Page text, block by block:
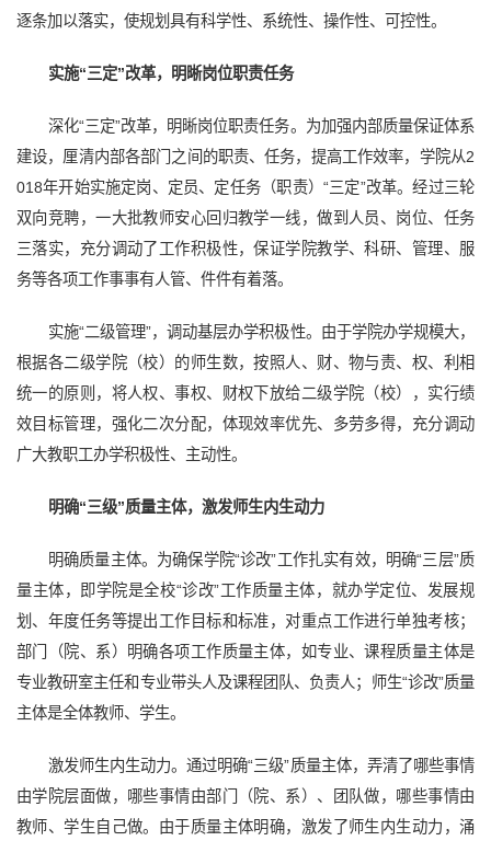
逐条加以落实，使规划具有科学性、系统性、操作性、可控性。
实施“三定”改革，明晰岗位职责任务
深化“三定”改革，明晰岗位职责任务。为加强内部质量保证体系
建设，厘清内部各部门之间的职责、任务，提高工作效率，学院从2
018年开始实施定岗、定员、定任务（职责）“三定”改革。经过三轮
双向竞聘，一大批教师安心回归教学一线，做到人员、岗位、任务
三落实，充分调动了工作积极性，保证学院教学、科研、管理、服
务等各项工作事事有人管、件件有着落。
实施“二级管理”，调动基层办学积极性。由于学院办学规模大，
根据各二级学院（校）的师生数，按照人、财、物与责、权、利相
统一的原则，将人权、事权、财权下放给二级学院（校），实行绩
效目标管理，强化二次分配，体现效率优先、多劳多得，充分调动
广大教职工办学积极性、主动性。
明确“三级”质量主体，激发师生内生动力
明确质量主体。为确保学院“诊改”工作扎实有效，明确“三层”质
量主体，即学院是全校“诊改”工作质量主体，就办学定位、发展规
划、年度任务等提出工作目标和标准，对重点工作进行单独考核；
部门（院、系）明确各项工作质量主体，如专业、课程质量主体是
专业教研室主任和专业带头人及课程团队、负责人；师生“诊改”质量
主体是全体教师、学生。
激发师生内生动力。通过明确“三级”质量主体，弄清了哪些事情
由学院层面做，哪些事情由部门（院、系）、团队做，哪些事情由
教师、学生自己做。由于质量主体明确，激发了师生内生动力，涌